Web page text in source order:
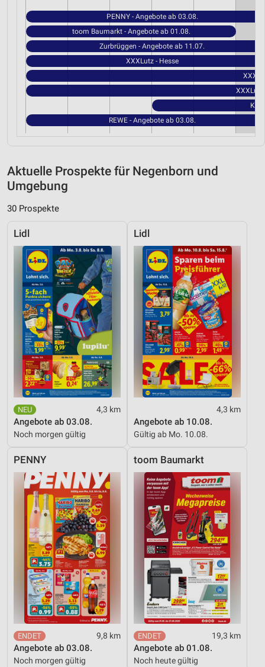
PENNY - Angebote ab 03.08.
toom Baumarkt - Angebote ab 01.08.
Zurbrüggen - Angebote ab 11.07.
XXXLutz - Hesse
XXXLutz
REWE - Angebote ab 03.08.
Aktuelle Prospekte für Negenborn und
Umgebung
30 Prospekte
Lidl
4,3 km
Angebote ab 03.08.
Noch morgen gültig
Lidl
4,3 km
Angebote ab 10.08.
Gültig ab Mo. 10.08.
PENNY
9,8 km
Angebote ab 03.08.
Noch morgen gültig
toom Baumarkt
19,3 km
Angebote ab 01.08.
Noch heute gültig